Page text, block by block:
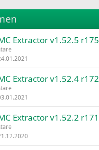
Times New Roman
Trebuchet MS
Verdana
Extractor v1.52.5 r175
Extractor v1.52.4 r172
Extractor v1.52.2 r171